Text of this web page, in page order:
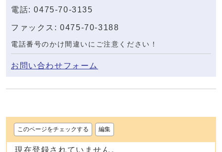
電話: 0475-70-3135
ファックス: 0475-70-3188
電話番号のかけ間違いにご注意ください！
お問い合わせフォーム
このページをチェックする 編集
現在登録されていません。